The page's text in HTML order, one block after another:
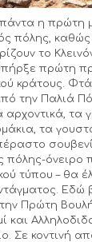
η πρώτη
πόλης, καθώς
το
πρώτη
κράτους.
την Παλιά
αρχοντικά, τα
τα
πόλης-όνειρο
τύπου – θα
Εδώ
Πρώτη
και
Σε κοντινή